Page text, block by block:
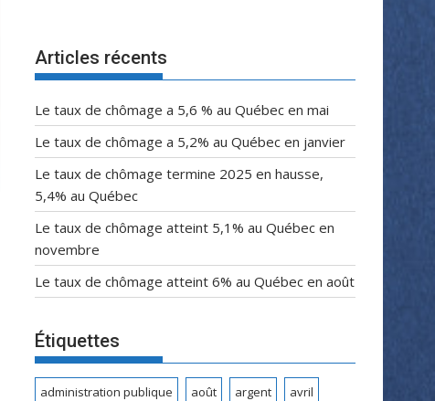
Articles récents
Le taux de chômage a 5,6 % au Québec en mai
Le taux de chômage a 5,2% au Québec en janvier
Le taux de chômage termine 2025 en hausse,
5,4% au Québec
Le taux de chômage atteint 5,1% au Québec en
novembre
Le taux de chômage atteint 6% au Québec en août
Étiquettes
administration publique août argent avril